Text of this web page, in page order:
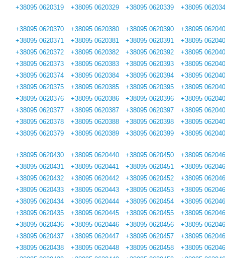
+38095 0620319
+38095 0620329
+38095 0620339
+38095
+38095 0620370
+38095 0620371
+38095 0620372
+38095 0620373
+38095 0620374
+38095 0620375
+38095 0620376
+38095 0620377
+38095 0620378
+38095 0620379
+38095 0620380
+38095 0620381
+38095 0620382
+38095 0620383
+38095 0620384
+38095 0620385
+38095 0620386
+38095 0620387
+38095 0620388
+38095 0620389
+38095 0620390
+38095 0620391
+38095 0620392
+38095 0620393
+38095 0620394
+38095 0620395
+38095 0620396
+38095 0620397
+38095 0620398
+38095 0620399
+38095
+38095
+38095
+38095
+38095
+38095
+38095
+38095
+38095
+38095
+38095 0620430
+38095 0620431
+38095 0620432
+38095 0620433
+38095 0620434
+38095 0620435
+38095 0620436
+38095 0620437
+38095 0620438
+38095 0620440
+38095 0620441
+38095 0620442
+38095 0620443
+38095 0620444
+38095 0620445
+38095 0620446
+38095 0620447
+38095 0620448
+38095 0620450
+38095 0620451
+38095 0620452
+38095 0620453
+38095 0620454
+38095 0620455
+38095 0620456
+38095 0620457
+38095 0620458
+38095
+38095
+38095
+38095
+38095
+38095
+38095
+38095
+38095